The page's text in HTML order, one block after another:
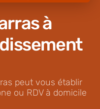
à
peut vous établir
ou RDV à domicile